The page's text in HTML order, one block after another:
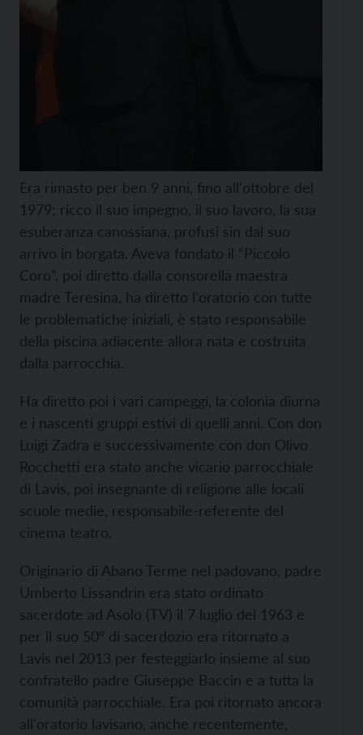
Era rimasto per ben 9 anni, fino all'ottobre del
1979; ricco il suo impegno, il suo lavoro, la sua
esuberanza canossiana, profusi sin dal suo
arrivo in borgata. Aveva fondato il “Piccolo
Coro”, poi diretto dalla consorella maestra
madre Teresina, ha diretto l'oratorio con tutte
le problematiche iniziali, è stato responsabile
della piscina adiacente allora nata e costruita
dalla parrocchia.
Ha diretto poi i vari campeggi, la colonia diurna
e i nascenti gruppi estivi di quelli anni. Con don
Luigi Zadra e successivamente con don Olivo
Rocchetti era stato anche vicario parrocchiale
di Lavis, poi insegnante di religione alle locali
scuole medie, responsabile-referente del
cinema teatro.
Originario di Abano Terme nel padovano, padre
Umberto Lissandrin era stato ordinato
sacerdote ad Asolo (TV) il 7 luglio del 1963 e
per il suo 50° di sacerdozio era ritornato a
Lavis nel 2013 per festeggiarlo insieme al suo
confratello padre Giuseppe Baccin e a tutta la
comunità parrocchiale. Era poi ritornato ancora
all'oratorio lavisano, anche recentemente,